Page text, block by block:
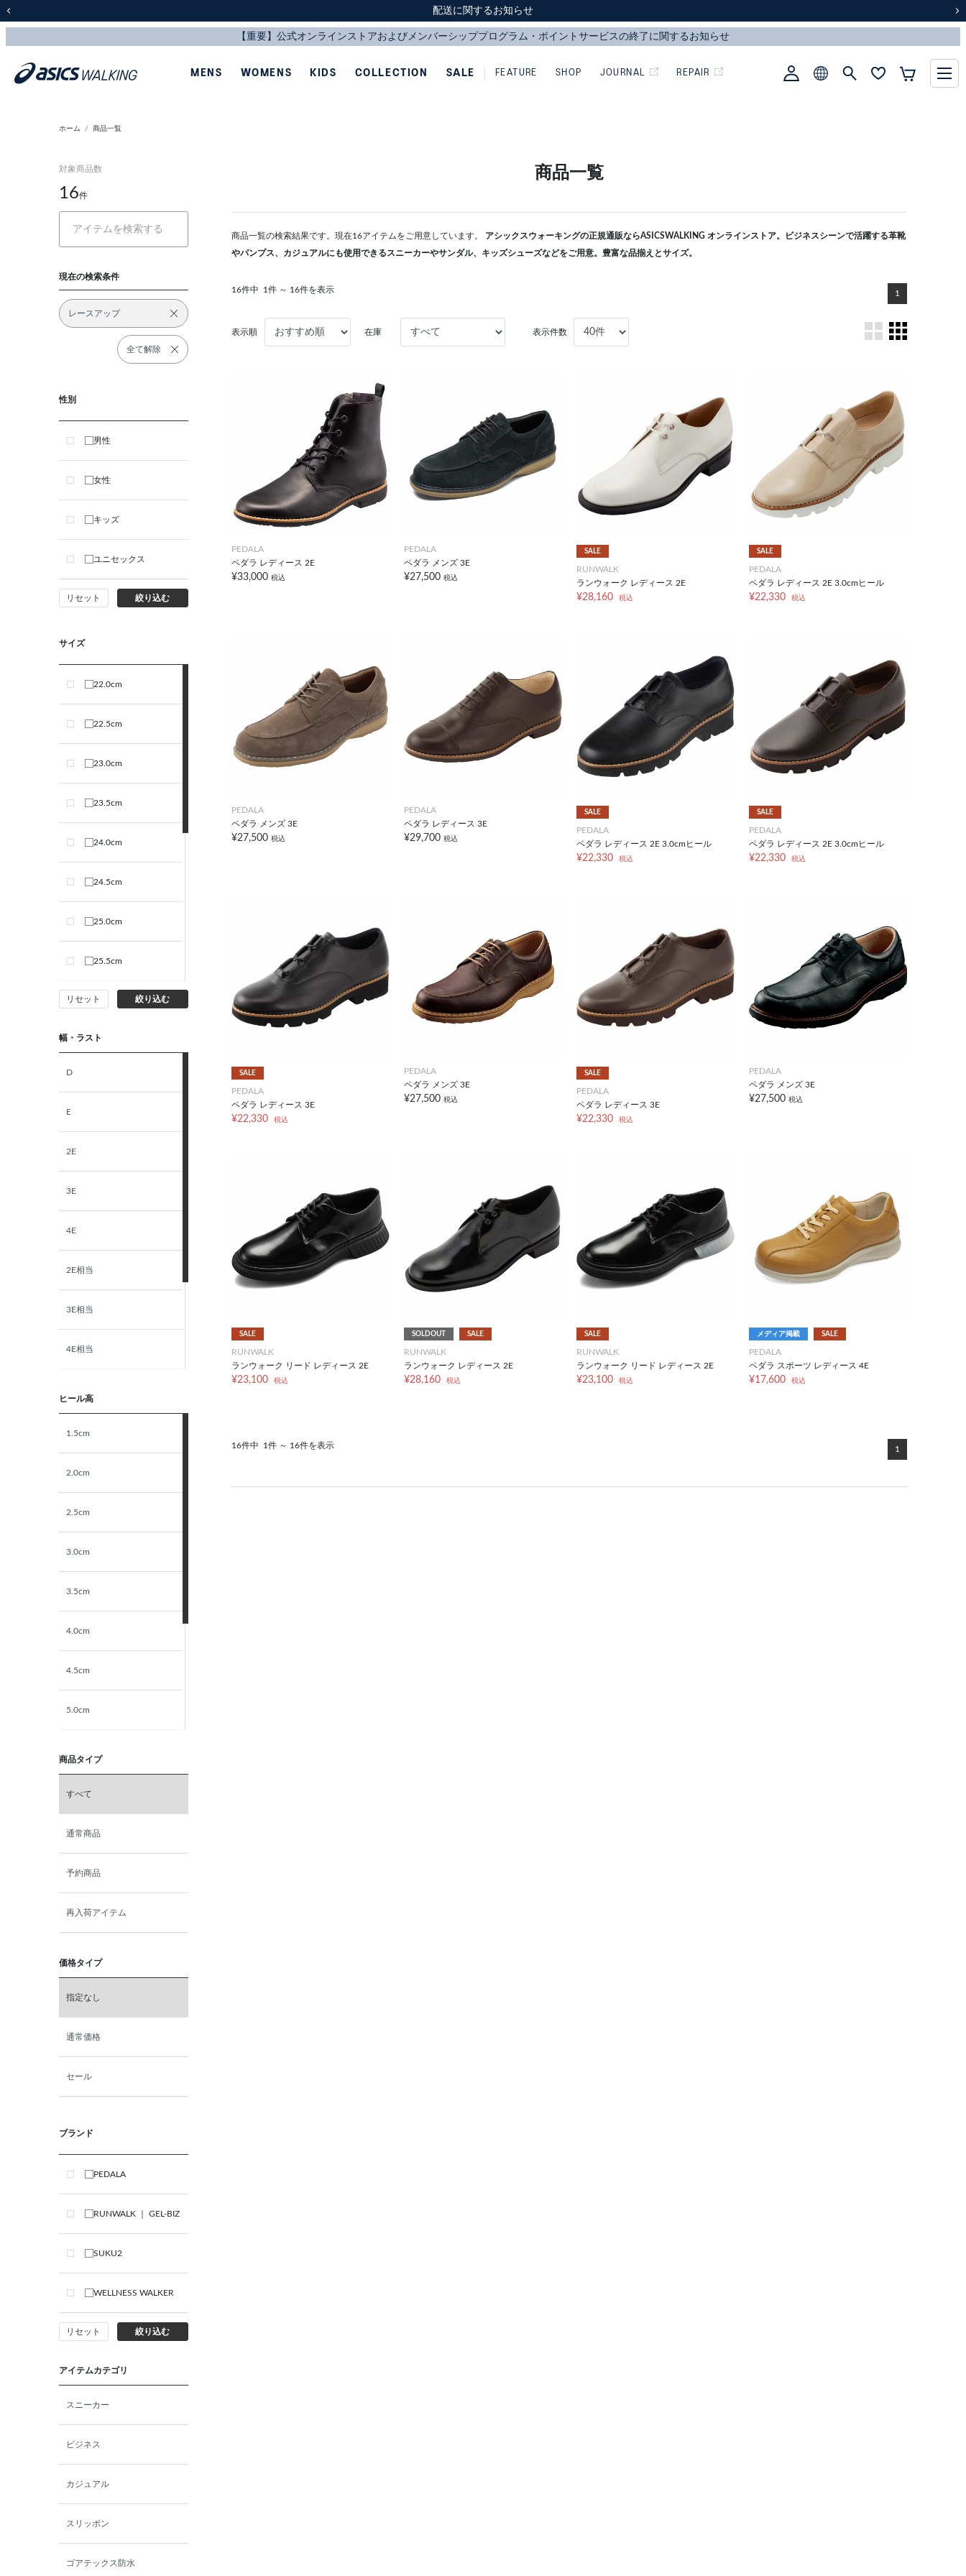
スクスク（SUKU2）価格改定のお知らせ
配送に関するお知らせ
スクスク（SUKU2）価格改定のお知らせ
配送に関するお知らせ
MENS WOMENS KIDS COLLECTION SALE FEATURE SHOP JOURNAL REPAIR
ホーム 商品一覧
対象商品数
16件
現在の検索条件
レースアップ
全て解除
性別
男性
女性
キッズ
ユニセックス
リセット 絞り込む
サイズ
22.0cm
22.5cm
23.0cm
23.5cm
24.0cm
24.5cm
25.0cm
25.5cm
26.0cm
26.5cm
リセット 絞り込む
幅・ラスト
D
E
2E
3E
4E
2E相当
3E相当
4E相当
ヒール高
1.5cm
2.0cm
2.5cm
3.0cm
3.5cm
4.0cm
4.5cm
5.0cm
6.0cm
6.5cm
7.0cm
商品タイプ
すべて
通常商品
予約商品
再入荷アイテム
価格タイプ
指定なし
通常価格
セール
ブランド
PEDALA
RUNWALK ｜ GEL-BIZ
SUKU2
WELLNESS WALKER
リセット 絞り込む
アイテムカテゴリ
スニーカー
ビジネス
カジュアル
スリッポン
ゴアテックス防水
商品一覧
商品一覧の検索結果です。現在16アイテムをご用意しています。 アシックスウォーキングの正規通販ならASICSWALKING オンラインストア。ビジネスシーンで活躍する革靴
やパンプス、カジュアルにも使用できるスニーカーやサンダル、キッズシューズなどをご用意。豊富な品揃えとサイズ。
16件中 1件 ～ 16件を表示 1
表示順 在庫 表示件数
PEDALA
ペダラ レディース 2E
¥33,000 税込
PEDALA
ペダラ メンズ 3E
¥27,500 税込
SALE
RUNWALK
ランウォーク レディース 2E
¥28,160 税込
SALE
PEDALA
ペダラ レディース 2E 3.0cmヒール
¥22,330 税込
PEDALA
ペダラ メンズ 3E
¥27,500 税込
PEDALA
ペダラ レディース 3E
¥29,700 税込
SALE
PEDALA
ペダラ レディース 2E 3.0cmヒール
¥22,330 税込
SALE
PEDALA
ペダラ レディース 2E 3.0cmヒール
¥22,330 税込
SALE
PEDALA
ペダラ レディース 3E
¥22,330 税込
PEDALA
ペダラ メンズ 3E
¥27,500 税込
SALE
PEDALA
ペダラ レディース 3E
¥22,330 税込
PEDALA
ペダラ メンズ 3E
¥27,500 税込
SALE
RUNWALK
ランウォーク リード レディース 2E
¥23,100 税込
SOLDOUT SALE
RUNWALK
ランウォーク レディース 2E
¥28,160 税込
SALE
RUNWALK
ランウォーク リード レディース 2E
¥23,100 税込
メディア掲載 SALE
PEDALA
ペダラ スポーツ レディース 4E
¥17,600 税込
16件中 1件 ～ 16件を表示 1